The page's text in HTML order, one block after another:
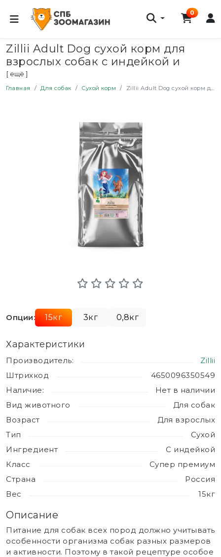
0
Zillii Adult Dog сухой корм для
взрослых собак с индейкой и
ягненком - 15 кг
[ ещё ]
Главная Для собак Сухой корм Zillii Adult Dog сухой корм для взрослых собак с индейкой и ягненком - 15 кг
Опции: 15кг 3кг 0,8кг
Характеристики
Производитель:
Zillii
Штрихкод
4650096350549
Наличие:
Нет в наличии
Вид животного
Для собак
Возраст
Для взрослых
Тип
Сухой
Ингредиент
С индейкой
Класс
Супер премиум
Страна
Россия
Вес
15кг
Описание
Питание для собак всех пород должно учитывать
особенности организма собак разных размеров
и активности. Поэтому в такой рецептуре особое